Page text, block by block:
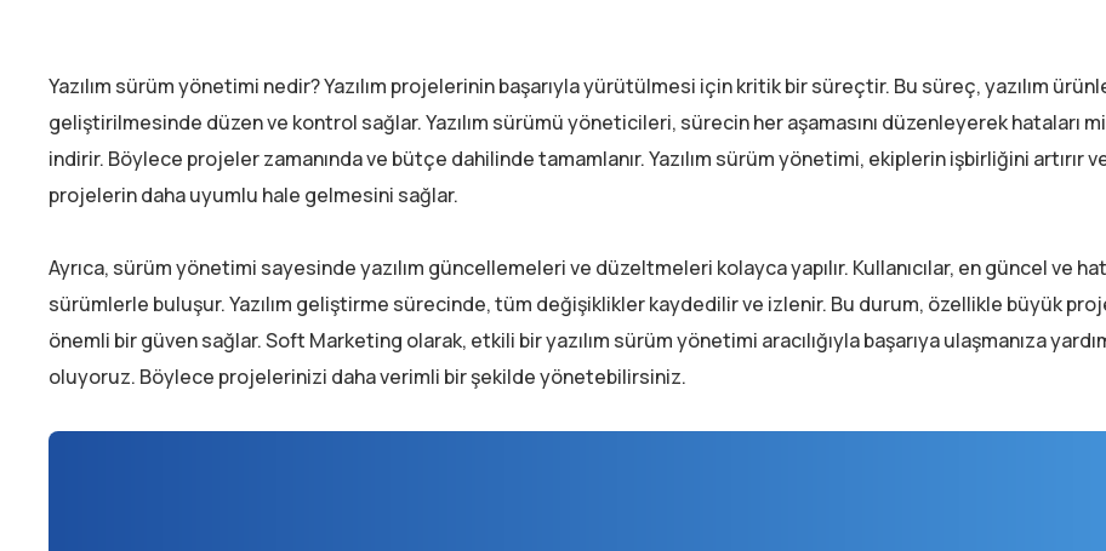
Yazılım sürüm yönetimi nedir? Yazılım projelerinin başarıyla yürütülmesi için kritik bir süreçtir. Bu süreç, yazılım
geliştirilmesinde düzen ve kontrol sağlar. Yazılım sürümü yöneticileri, sürecin her aşamasını düzenleyerek hataları
indirir. Böylece projeler zamanında ve bütçe dahilinde tamamlanır. Yazılım sürüm yönetimi, ekiplerin işbirliğini artırır
projelerin daha uyumlu hale gelmesini sağlar.
Ayrıca, sürüm yönetimi sayesinde yazılım güncellemeleri ve düzeltmeleri kolayca yapılır. Kullanıcılar, en güncel ve
sürümlerle buluşur. Yazılım geliştirme sürecinde, tüm değişiklikler kaydedilir ve izlenir. Bu durum, özellikle büyük
önemli bir güven sağlar. Soft Marketing olarak, etkili bir yazılım sürüm yönetimi aracılığıyla başarıya ulaşmanıza
oluyoruz. Böylece projelerinizi daha verimli bir şekilde yönetebilirsiniz.